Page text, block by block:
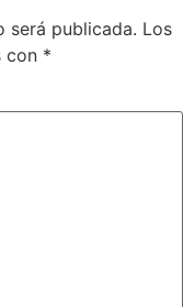
será publicada. Los
con *